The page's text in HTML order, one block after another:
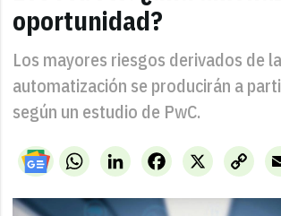
oportunidad?
Los mayores riesgos derivados de la
automatización se producirán a
según un estudio de PwC.
WhatsAppLinkedIn X
Facebook
Copy
Link